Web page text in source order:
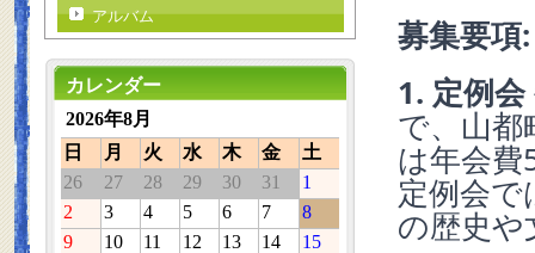
募集要項:
1. 定例会
で、山都
は年会
定例会
の歴史
アルバム
カレンダー
2026年8月
日
月 火 水 木 金
土
26
27 28 29 30 31
1
2
3 4 5 6 7
8
9
10 11 12 13 14
15